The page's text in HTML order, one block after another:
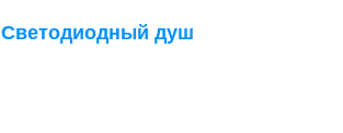
Светодиодный душ